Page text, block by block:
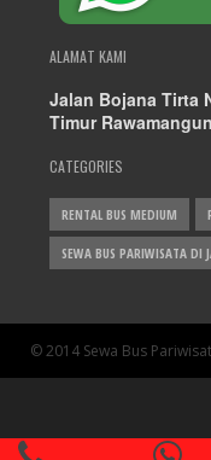
ALAMAT KAMI
Jalan Bojana Tirta
Timur
CATEGORIES
RENTAL BUS MEDIUM
SEWA BUS PARIWISATA DI
© 2014 Sewa Bus